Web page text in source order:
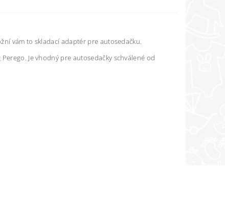
vám to skladací adaptér pre autosedačku.
Je vhodný pre autosedačky schválené od